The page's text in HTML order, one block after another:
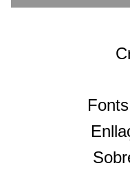
Sobre el